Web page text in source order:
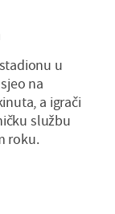
u
na
a igrači
službu
roku.